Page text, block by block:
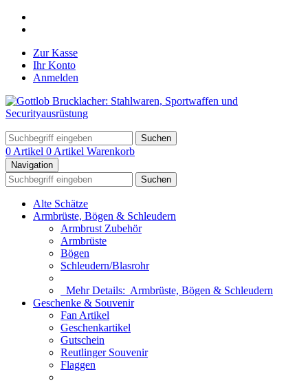
Zur Kasse
Ihr Konto
Anmelden
Suchen
0 Artikel 0 Artikel Warenkorb
Navigation
Suchen
Alte Schätze
Armbrüste, Bögen & Schleudern
Armbrust Zubehör
Armbrüste
Bögen
Schleudern/Blasrohr
Mehr Details: Armbrüste, Bögen & Schleudern
Geschenke & Souvenir
Fan Artikel
Geschenkartikel
Gutschein
Reutlinger Souvenir
Flaggen